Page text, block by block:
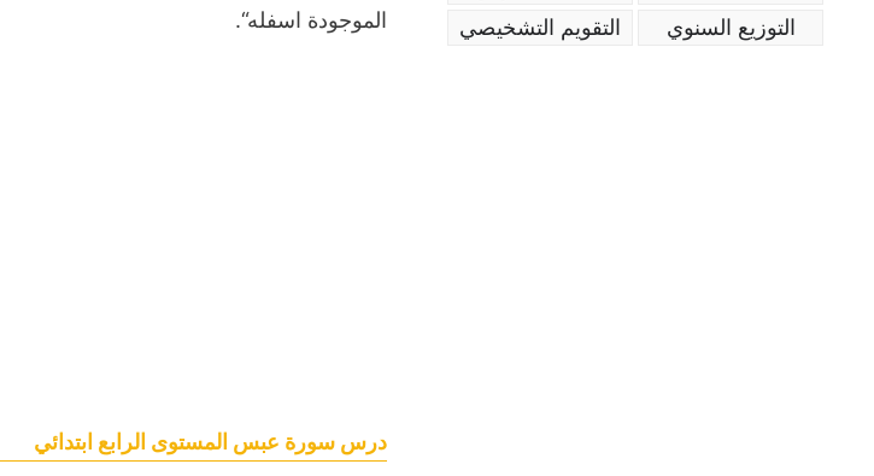
الموجودة اسفله“.
درس سورة عبس المستوى الرابع ابتدائي
التوزيع السنوي
التقويم التشخيصي